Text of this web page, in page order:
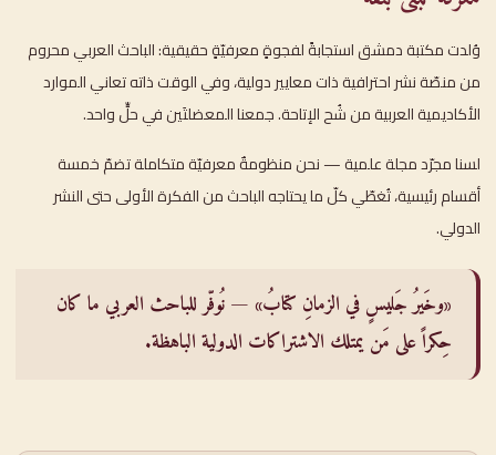
وُلدت مكتبة دمشق استجابةً لفجوةٍ معرفيّةٍ حقيقية: الباحث العربي محروم
من منصّة نشر احترافية ذات معايير دولية، وفي الوقت ذاته تعاني الموارد
الأكاديمية العربية من شُح الإتاحة. جمعنا المعضلتَين في حلٍّ واحد.
لسنا مجرّد مجلة علمية — نحن منظومةٌ معرفيّة متكاملة تضمّ خمسة
أقسام رئيسية، تُغطّي كلّ ما يحتاجه الباحث من الفكرة الأولى حتى النشر
الدولي.
«وخَيرُ جَليسٍ في الزمانِ كتابُ» — نُوفّر للباحث العربي ما كان
حِكراً على مَن يمتلك الاشتراكات الدولية الباهظة.